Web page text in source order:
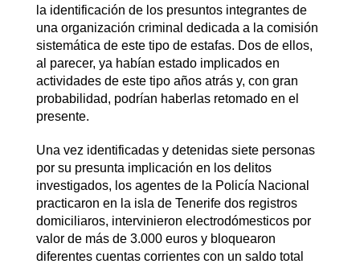
la identificación de los presuntos integrantes de
una organización criminal dedicada a la comisión
sistemática de este tipo de estafas. Dos de ellos,
al parecer, ya habían estado implicados en
actividades de este tipo años atrás y, con gran
probabilidad, podrían haberlas retomado en el
presente.
Una vez identificadas y detenidas siete personas
por su presunta implicación en los delitos
investigados, los agentes de la Policía Nacional
practicaron en la isla de Tenerife dos registros
domiciliaros, intervinieron electrodómesticos por
valor de más de 3.000 euros y bloquearon
diferentes cuentas corrientes con un saldo total